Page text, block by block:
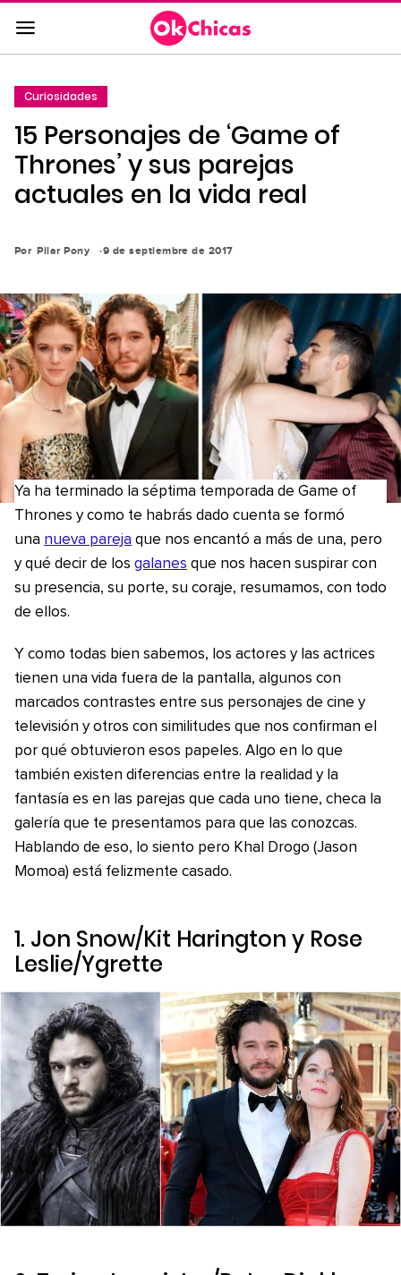
Saltar
al
contenido
la
navegación
principal
Curiosidades
15 Personajes de ‘Game of
Thrones’ y sus parejas
actuales en la vida real
Por Pilar Pony 9 de septiembre de 2017
Ya ha terminado la séptima temporada de Game of
Thrones y como te habrás dado cuenta se formó
una nueva pareja que nos encantó a más de una, pero
y qué decir de los galanes que nos hacen suspirar con
su presencia, su porte, su coraje, resumamos, con todo
de ellos.
Y como todas bien sabemos, los actores y las actrices
tienen una vida fuera de la pantalla, algunos con
marcados contrastes entre sus personajes de cine y
televisión y otros con similitudes que nos confirman el
por qué obtuvieron esos papeles. Algo en lo que
también existen diferencias entre la realidad y la
fantasía es en las parejas que cada uno tiene, checa la
galería que te presentamos para que las conozcas.
Hablando de eso, lo siento pero Khal Drogo (Jason
Momoa) está felizmente casado.
1. Jon Snow/Kit Harington y Rose
Leslie/Ygrette